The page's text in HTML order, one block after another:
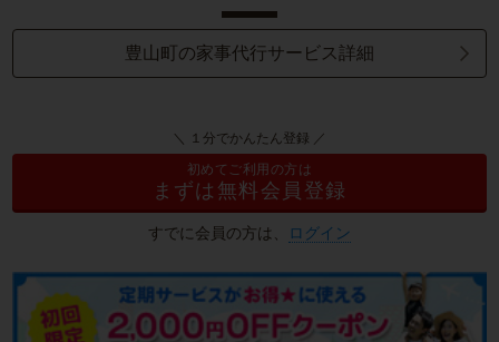
豊山町の家事代行サービス詳細
＼ １分でかんたん登録 ／
初めてご利用の方は
まずは無料会員登録
すでに会員の方は、 ログイン